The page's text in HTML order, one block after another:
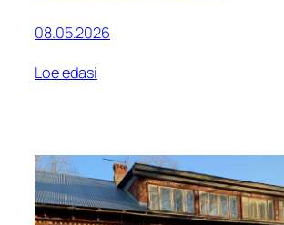
08.05.2026
Loe edasi